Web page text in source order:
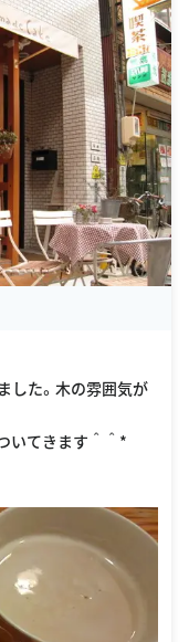
した。木の雰囲気が
いてきます＾＾*